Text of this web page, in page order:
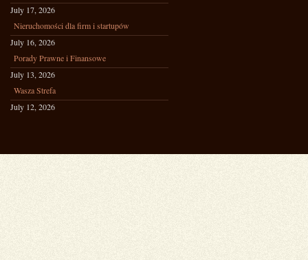
July 17, 2026
Nieruchomości dla firm i startupów
July 16, 2026
Porady Prawne i Finansowe
July 13, 2026
Wasza Strefa
July 12, 2026